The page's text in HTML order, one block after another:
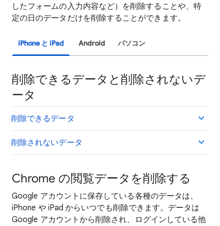
したフォームの入力内容など）を削除することや、特
定の日のデータだけを削除することができます。
iPhone と iPad Android パソコン
削除できるデータと削除されないデ
ータ
削除できるデータ
削除されないデータ
Chrome の閲覧データを削除する
Google アカウントに保存している各種のデータは、
iPhone や iPad からいつでも削除できます。データは
Google アカウントから削除され、ログインしている他